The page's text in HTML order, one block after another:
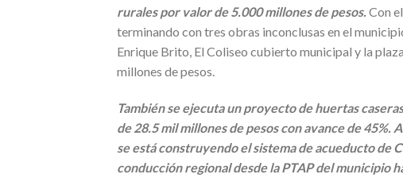
rurales por valor de 5.000 millones de pesos.Con
terminando con tres obras inconclusas en el
Enrique Brito, El Coliseo cubierto municipal y la
millones de pesos.
También se ejecuta un proyecto de huertas
de 28.5 mil millones de pesos con avance de 45%.
se está construyendo el sistema de acueducto de
conducción regional desde la PTAP del municipio